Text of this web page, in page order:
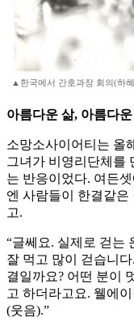
▲한국에서 간호과장 회의(하
아름다운 삶, 아름다운
소망소사이어티는 올
그녀가 비영리단체를
는 반응이었다. 여든
엔 사람들이 한결같
고.
“글쎄요. 실제로 걷는
잘 먹고 많이 걷습니
결일까요? 어떤 분이
고 하더라고요. 웰에
(웃음).”